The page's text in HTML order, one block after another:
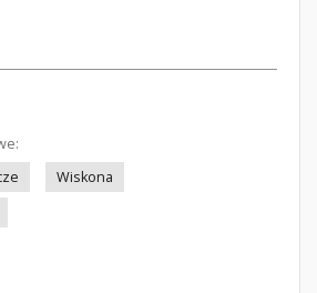
Wiskona